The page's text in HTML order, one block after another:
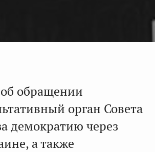
обращении
орган Совета
демократию через
а также